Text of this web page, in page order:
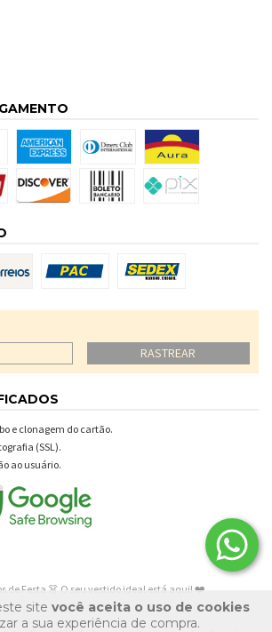
site você aceita o uso de cookies
a sua experiência de compra.
RASTREAR
e clonagem do cartão.
(SSL).
ao usuário.
de Festa 👗 O seu vestido ideal está aqui! ❤️